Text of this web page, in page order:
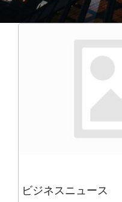
ビジネスニュース